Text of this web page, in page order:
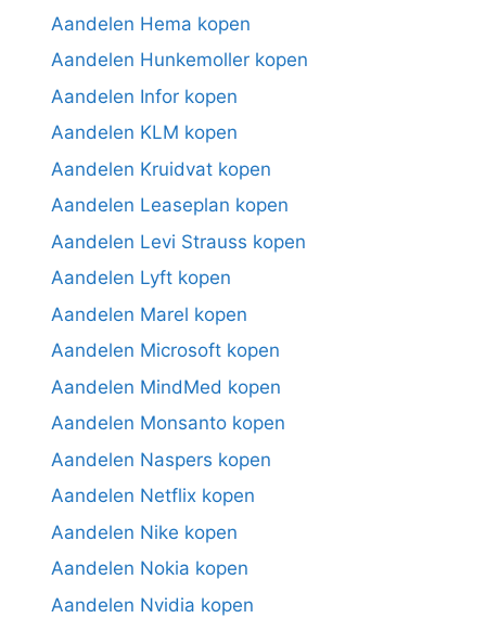
Aandelen Hema kopen
Aandelen Hunkemoller kopen
Aandelen Infor kopen
Aandelen KLM kopen
Aandelen Kruidvat kopen
Aandelen Leaseplan kopen
Aandelen Levi Strauss kopen
Aandelen Lyft kopen
Aandelen Marel kopen
Aandelen Microsoft kopen
Aandelen MindMed kopen
Aandelen Monsanto kopen
Aandelen Naspers kopen
Aandelen Netflix kopen
Aandelen Nike kopen
Aandelen Nokia kopen
Aandelen Nvidia kopen